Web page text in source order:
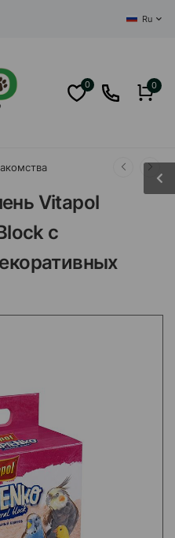
Ru
0 0
Vitapol
с